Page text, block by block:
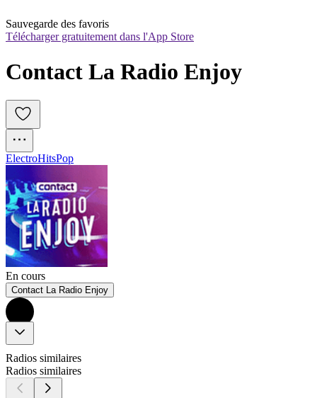
Sauvegarde des favoris
Télécharger gratuitement dans l'App Store
Contact La Radio Enjoy
ElectroHitsPop
En cours
Contact La Radio Enjoy
Radios similaires
Radios similaires